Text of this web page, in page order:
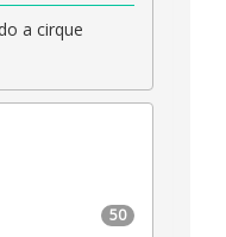
a cirque
50